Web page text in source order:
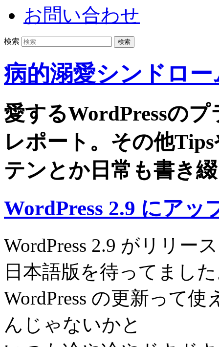
お問い合わせ
検索
病的溺愛シンドロー
愛するWordPressの
レポート。その他
テンとか日常も書き
WordPress 2.9 にアッ
WordPress 2.9 がリリー
日本語版を待ってまし
WordPress の更新って
んじゃないかと